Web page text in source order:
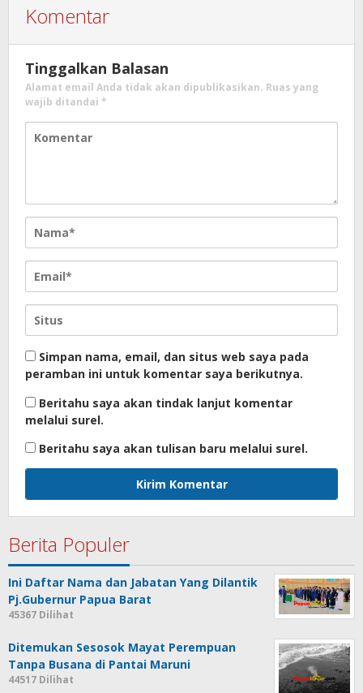
Komentar
Tinggalkan Balasan
Alamat email Anda tidak akan dipublikasikan. Ruas yang
wajib ditandai *
Simpan nama, email, dan situs web saya pada
peramban ini untuk komentar saya berikutnya.
Beritahu saya akan tindak lanjut komentar
melalui surel.
Beritahu saya akan tulisan baru melalui surel.
Berita Populer
Ini Daftar Nama dan Jabatan Yang Dilantik
Pj.Gubernur Papua Barat
45367 Dilihat
Ditemukan Sesosok Mayat Perempuan
Tanpa Busana di Pantai Maruni
44517 Dilihat